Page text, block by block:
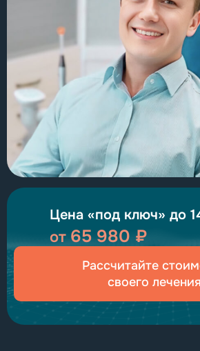
Цена «под ключ» до
от65 980 ₽
Рассчитайте
своего лечения